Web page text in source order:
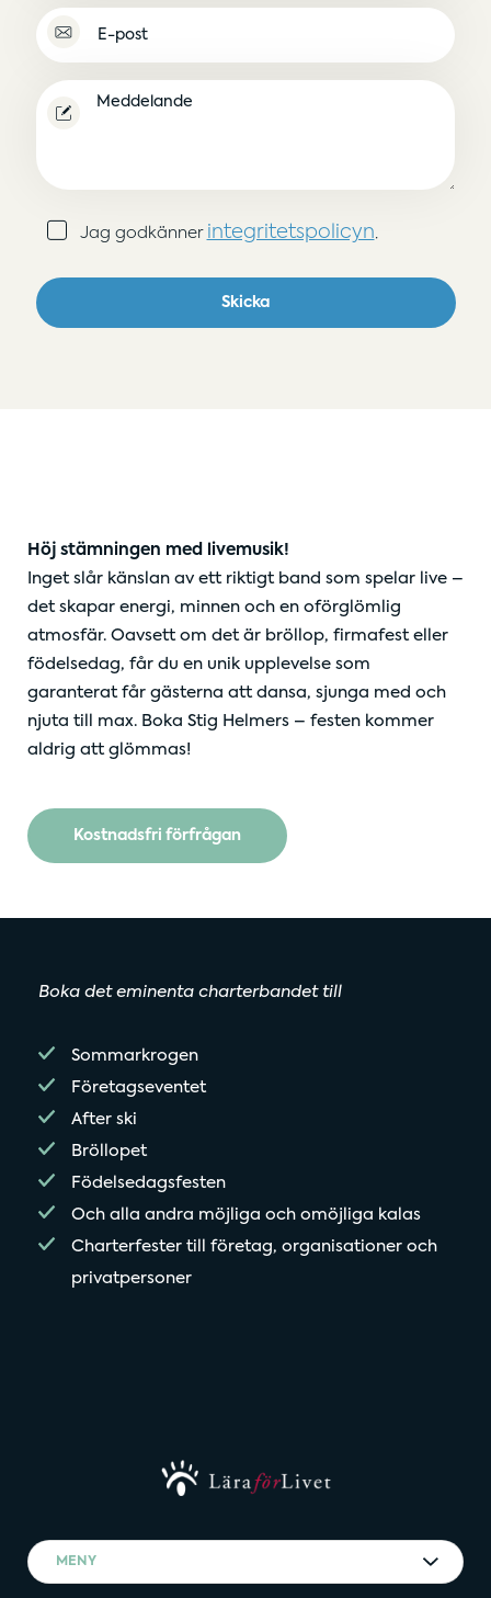
E-
post
(Obligatoriskt)
Meddelande
Samtycke
Jag godkänner integritetspolicyn
Skicka
Boka det eminenta charterbandet till
Sommarkrogen
Företagseventet
After ski
Bröllopet
Födelsedagsfesten
Och alla andra möjliga och omöjliga kalas
Charterfester till företag, organisationer och
privatpersoner
Höj stämningen med livemusik!
Inget slår känslan av ett riktigt band som spelar live –
det skapar energi, minnen och en oförglömlig
atmosfär. Oavsett om det är bröllop, firmafest eller
födelsedag, får du en unik upplevelse som
garanterat får gästerna att dansa, sjunga med och
njuta till max. Boka Stig Helmers – festen kommer
aldrig att glömmas!
Kostnadsfri förfrågan
MENY